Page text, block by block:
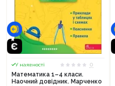
У наявності
0
Математика 1–4 класи.
Наочний довідник. Марченко